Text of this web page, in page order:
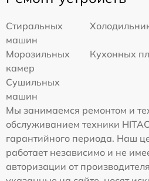
Стиральных
машин
Морозильных
камер
Кухонных
Сушильных
машин
Мы занимаемся ремонтом и
обслуживанием техники
гарантийного периода. Наш
работает независимо и не
авторизации от